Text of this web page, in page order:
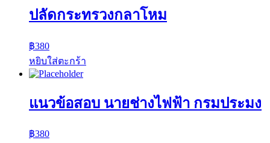
ปลัดกระทรวงกลาโหม
฿380
หยิบใส่ตะกร้า
แนวข้อสอบ นายช่างไฟฟ้า กรมประมง
฿380